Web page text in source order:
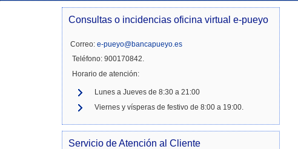
Consultas o incidencias oficina virtual e-pueyo
Correo: e-pueyo@bancapueyo.es
Teléfono: 900170842.
Horario de atención:
Lunes a Jueves de 8:30 a 21:00
Viernes y vísperas de festivo de 8:00 a 19:00.
Servicio de Atención al Cliente